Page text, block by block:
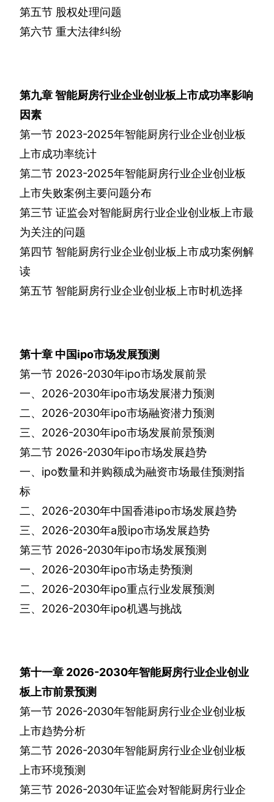
第五节 股权处理问题
第六节 重大法律纠纷
第九章智能厨房行业企业创业板上市成功率影响
因素
第一节 2023-2025年智能厨房行业企业创业板
上市成功率统计
第二节 2023-2025年智能厨房行业企业创业板
上市失败案例主要问题分布
第三节 证监会对智能厨房行业企业创业板上市最
为关注的问题
第四节 智能厨房行业企业创业板上市成功案例解
读
第五节 智能厨房行业企业创业板上市时机选择
第十章 中国ipo市场发展预测
第一节 2026-2030年ipo市场发展前景
一、 2026-2030年ipo市场发展潜力预测
二、 2026-2030年ipo市场融资潜力预测
三、 2026-2030年ipo市场发展前景预测
第二节 2026-2030年ipo市场发展趋势
一、 ipo数量和并购额成为融资市场最佳预测指
标
二、 2026-2030年中国香港ipo市场发展趋势
三、 2026-2030年a股ipo市场发展趋势
第三节 2026-2030年ipo市场发展预测
一、 2026-2030年ipo市场走势预测
二、 2026-2030年ipo重点行业发展预测
三、 2026-2030年ipo机遇与挑战
第十一章 2026-2030年智能厨房行业企业创业
板上市前景预测
第一节 2026-2030年智能厨房行业企业创业板
上市趋势分析
第二节 2026-2030年智能厨房行业企业创业板
上市环境预测
第三节 2026-2030年证监会对智能厨房行业企